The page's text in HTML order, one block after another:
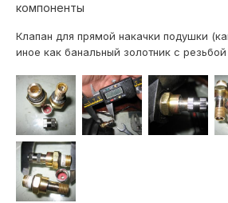
компоненты
Клапан для прямой накачки подушки
иное как банальный золотник с резьбой
подготовлен к установке
лента)! Вкрутил и забыл о утечках! Под
кольцо естественно есть проточ...